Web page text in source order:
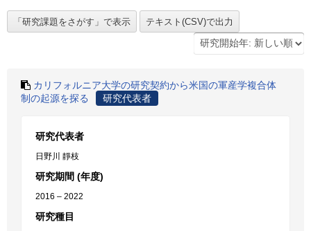
カリフォルニア大学の研究契約から米国の軍産学複合体
制の起源を探る
研究代表者
研究代表者
日野川 靜枝
研究期間 (年度)
2016 – 2022
研究種目